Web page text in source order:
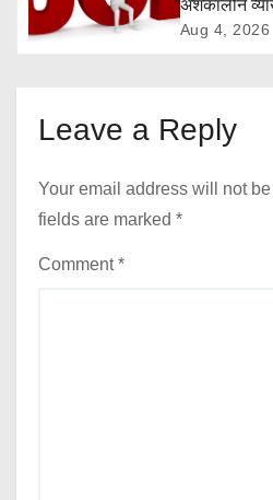
अंशकालीन
अगस्त तक
Aug 4, 2026
Leave a Reply
Your email address will not
fields are marked *
Comment*